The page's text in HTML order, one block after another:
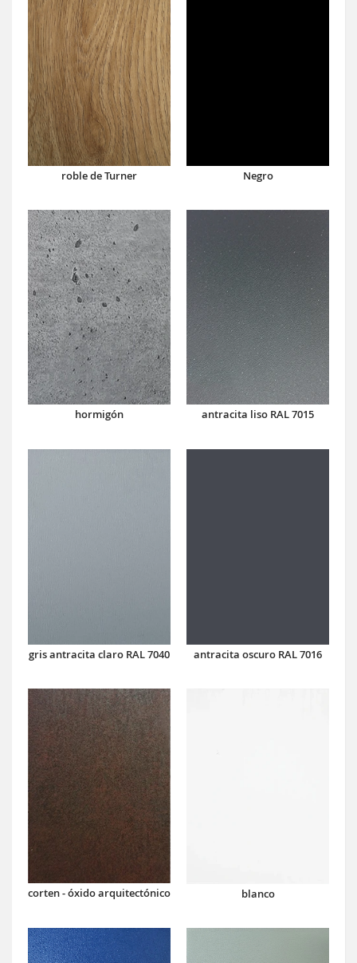
roble de Turner Negro
hormigón antracita liso RAL 7015
gris antracita claro RAL 7040 antracita oscuro RAL 7016
corten - óxido arquitectónico blanco